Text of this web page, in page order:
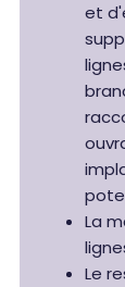
et
La
Le